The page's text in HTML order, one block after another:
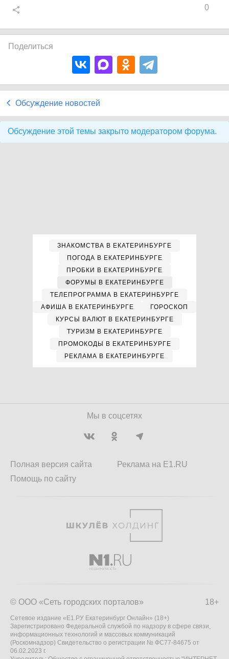
0
Поделиться
Обсуждение новостей
Обсуждение этой темы закрыто модератором форума.
ЗНАКОМСТВА В ЕКАТЕРИНБУРГЕ
ПОГОДА В ЕКАТЕРИНБУРГЕ
ПРОБКИ В ЕКАТЕРИНБУРГЕ
ФОРУМЫ В ЕКАТЕРИНБУРГЕ
ТЕЛЕПРОГРАММА В ЕКАТЕРИНБУРГЕ
АФИША В ЕКАТЕРИНБУРГЕ
ГОРОСКОП
КУРСЫ ВАЛЮТ В ЕКАТЕРИНБУРГЕ
ТУРИЗМ В ЕКАТЕРИНБУРГЕ
ПРОМОКОДЫ В ЕКАТЕРИНБУРГЕ
РЕКЛАМА В ЕКАТЕРИНБУРГЕ
Мы в соцсетях
Полная версия сайта
Помощь по сайту
Реклама на E1.RU
18+
© ООО «Сеть городских порталов»
Сетевое издание «Е1.РУ Екатеринбург Онлайн» (18+)
Зарегистрировано Федеральной службой по надзору в сфере связи,
информационных технологий и массовых коммуникаций
(Роскомнадзор) Свидетельство о регистрации № ФС77-84675 от
06.02.2023 г.